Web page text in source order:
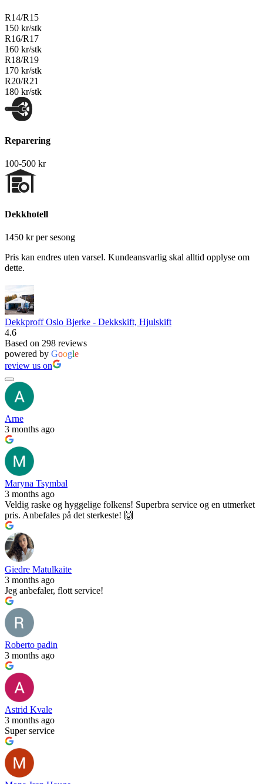
R14/R15
150 kr/stk
R16/R17
160 kr/stk
R18/R19
170 kr/stk
R20/R21
180 kr/stk
Reparering
100-500 kr
Dekkhotell
1450 kr per sesong
Pris kan endres uten varsel. Kundeansvarlig skal alltid opplyse om
dette.
Dekkproff Oslo Bjerke - Dekkskift, Hjulskift
4.6
Based on 298 reviews
powered by Google
review us on
Arne
3 months ago
Maryna Tsymbal
3 months ago
Veldig raske og hyggelige folkens! Superbra service og en utmerket
pris. Anbefales på det sterkeste! 🙌
Giedre Matulkaite
3 months ago
Jeg anbefaler, flott service!
Roberto padin
3 months ago
Astrid Kvale
3 months ago
Super service